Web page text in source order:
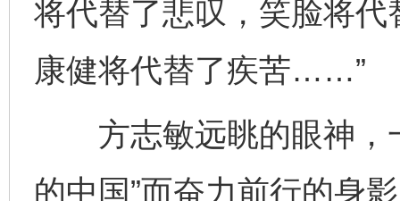
将代替了悲叹，笑脸将
康健将代替了疾苦……”
方志敏远眺的眼神，
的中国”而奋力前行的身